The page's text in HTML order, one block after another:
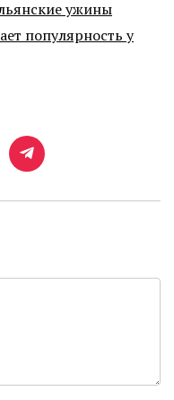
ужины
популярность у